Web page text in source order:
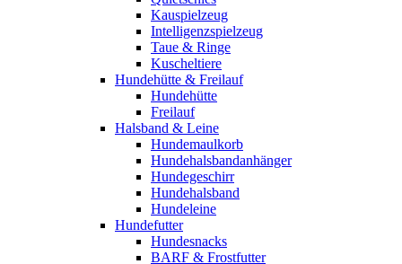
Kauspielzeug
Intelligenzspielzeug
Taue & Ringe
Kuscheltiere
Hundehütte & Freilauf
Hundehütte
Freilauf
Halsband & Leine
Hundemaulkorb
Hundehalsbandanhänger
Hundegeschirr
Hundehalsband
Hundeleine
Hundefutter
Hundesnacks
BARF & Frostfutter